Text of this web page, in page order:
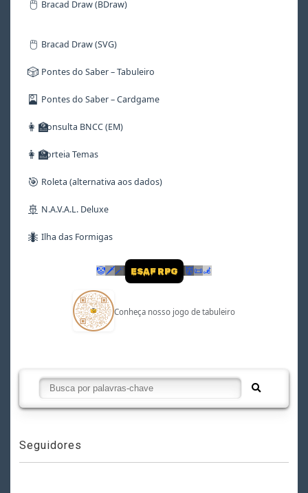
🖱️ Bracad Draw (BDraw)
🖱️ Bracad Draw (SVG)
🎲 Pontes do Saber – Tabuleiro
🎴 Pontes do Saber – Cardgame
👩‍🏫Consulta BNCC (EM)
👩‍🏫Sorteia Temas
🎯 Roleta (alternativa aos dados)
🚢 N.A.V.A.L. Deluxe
🐜 Ilha das Formigas
🤡 🗡🪄 ESAF RPG 👹📜🦼
Conheça nosso jogo de tabuleiro
Seguidores